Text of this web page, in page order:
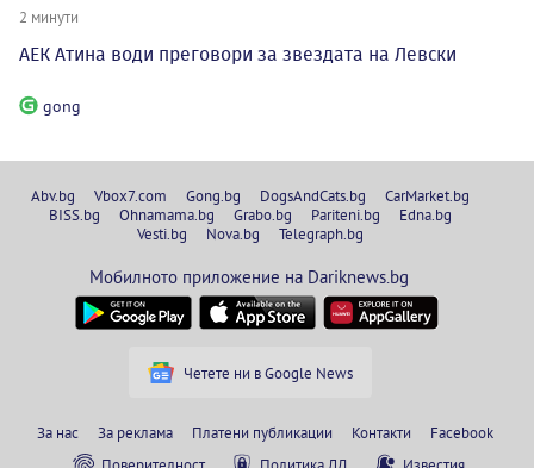
2 минути
АЕК Атина води преговори за звездата на Левски
gong
Abv.bg Vbox7.com Gong.bg DogsAndCats.bg
CarMarket.bg
BISS.bg
Ohnamama.bg Grabo.bg Pariteni.bg
Edna.bg
Vesti.bg
Nova.bg Telegraph.bg
Мобилното приложение на Dariknews.bg
Четете ни в Google News
За нас За реклама Платени публикации Контакти
Facebook